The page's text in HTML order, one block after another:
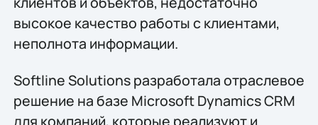
высокое качество работы с клиентами,
неполнота информации.
Softline Solutions разработала отраслевое
решение на базе Microsoft Dynamics CRM
для компаний, которые реализуют и